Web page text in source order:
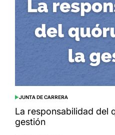
POSTED
IN
JUNTA DE CARRERA
La responsabilidad del
gestión